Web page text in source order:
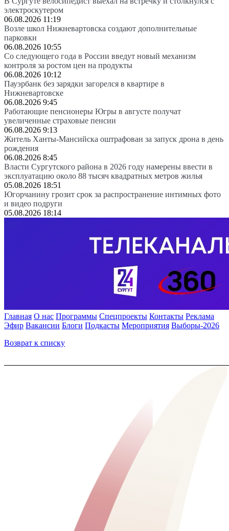
электроскутером
06.08.2026 11:19
Возле школ Нижневартовска создают дополнительные
парковки
06.08.2026 10:55
Со следующего года в России введут новый механизм
контроля за ростом цен на продукты
06.08.2026 10:12
Пауэрбанк без зарядки загорелся в квартире в
Нижневартовске
06.08.2026 9:45
Работающие пенсионеры Югры в августе получат
увеличенные страховые пенсии
06.08.2026 9:13
Житель Ханты-Мансийска оштрафован за запуск дрона в день
рождения
06.08.2026 8:45
Власти Сургутского района в 2026 году намерены ввести в
эксплуатацию около 88 тысяч квадратных метров жилья
05.08.2026 18:51
Югорчанину грозит срок за распространение интимных фото
и видео подруги
05.08.2026 18:14
Главная О нас Программы Спецпроекты Контакты Реклама
Эфир Вакансии Блоги Подкасты Мероприятия Выборы-2026
Возврат к списку